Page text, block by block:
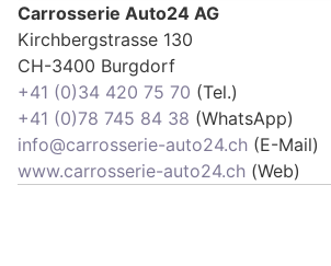
Carrosserie Auto24 AG
Kirchbergstrasse 130
CH-3400 Burgdorf
+41 (0)34 420 75 70 (Tel.)
+41 (0)78 745 84 38 (WhatsApp)
info@carrosserie-auto24.ch (E-Mail)
www.carrosserie-auto24.ch (Web)